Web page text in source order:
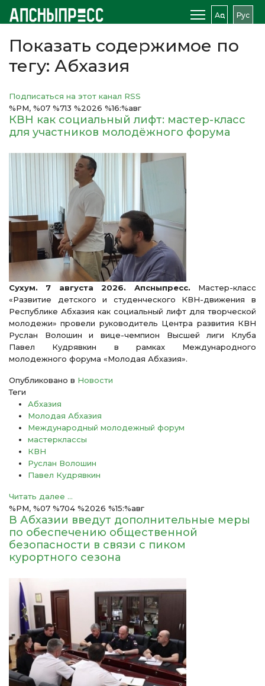
Аԥс Рус
Показать содержимое по
тегу: Абхазия
Подписаться на этот канал RSS
%PM, %07 %713 %2026 %16:%авг
КВН как социальный лифт: мастер-класс
для участников молодёжного форума
Сухум. 7 августа 2026. Апсныпресс. Мастер-класс
«Развитие детского и студенческого КВН-движения в
Республике Абхазия как социальный лифт для творческой
молодежи» провели руководитель Центра развития КВН
Руслан Волошин и вице-чемпион Высшей лиги Клуба
Павел Кудрявкин в рамках Международного
молодежного форума «Молодая Абхазия».
Опубликовано в Новости
Теги
Абхазия
Молодая Абхазия
Международный молодежный форум
мастерклассы
КВН
Руслан Волошин
Павел Кудрявкин
Читать далее ...
%PM, %07 %704 %2026 %15:%авг
В Абхазии введут дополнительные меры
по обеспечению общественной
безопасности в связи с пиком
курортного сезона